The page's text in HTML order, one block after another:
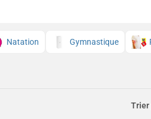
Natation Gymnastique
Trier